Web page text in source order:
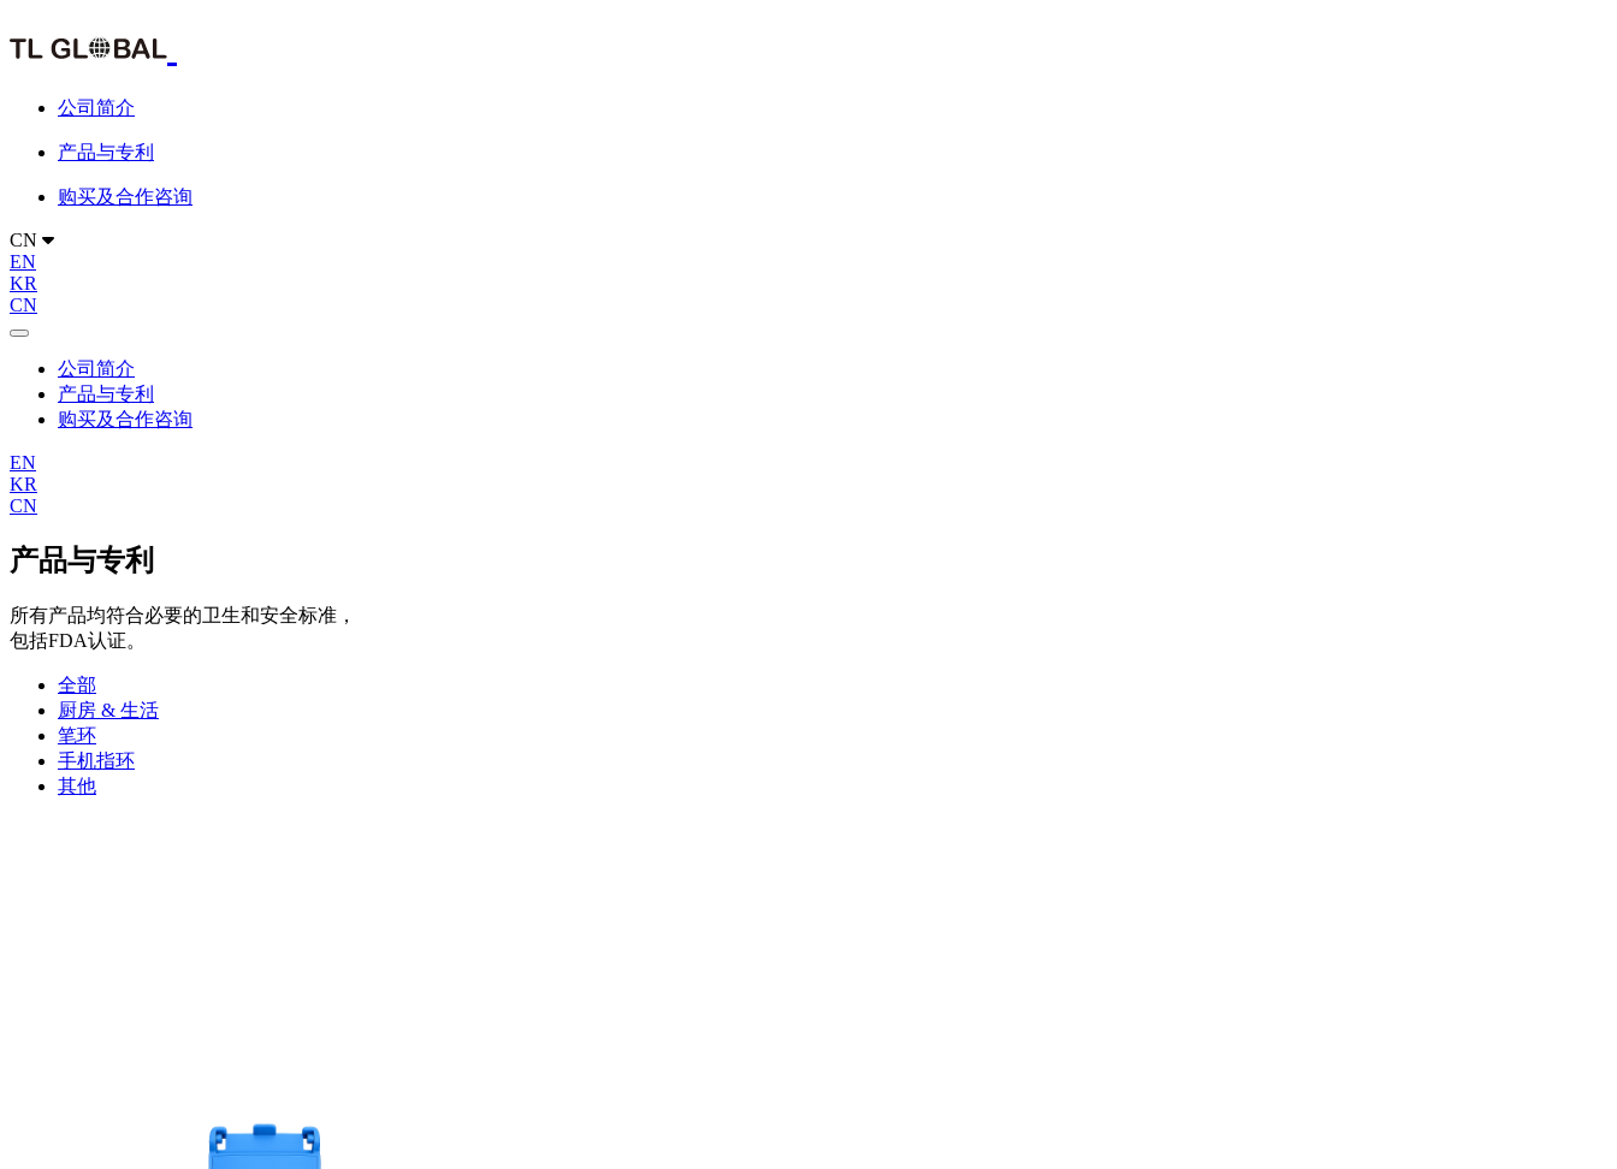
公司简介
产品与专利
购买及合作咨询
CN
EN
KR
CN
公司简介
产品与专利
购买及合作咨询
EN
KR
CN
产品与专利
所有产品均符合必要的卫生和安全标准，
包括FDA认证。
全部
厨房 & 生活
笔环
手机指环
其他